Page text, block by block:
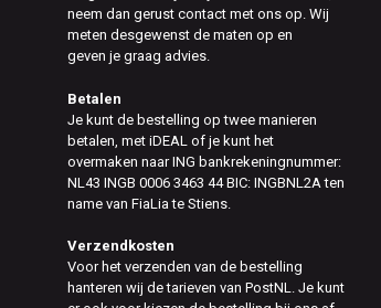
neem dan gerust contact met ons op. Wij
meten desgewenst de maten op en
geven je graag advies.
Betalen
Je kunt de bestelling op twee manieren
betalen, met iDEAL of je kunt het
overmaken naar ING bankrekeningnummer:
NL43 INGB 0006 3463 44 BIC: INGBNL2A ten
name van FiaLia te Stiens.
Verzendkosten
Voor het verzenden van de bestelling
hanteren wij de tarieven van PostNL. Je kunt